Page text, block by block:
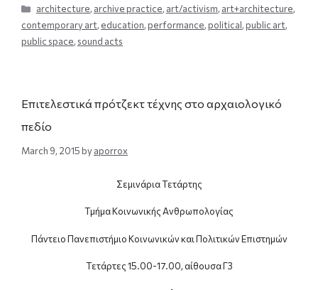
Categories
architecture, archive practice, art/activism, art+architecture,
contemporary art, education,performance,political,public art,
public space, sound acts
Επιτελεστικά πρότζεκτ τέχνης στο αρχαιολογικό
πεδίο
March 9, 2015byaporrox
Σεμινάρια Τετάρτης
Τμήμα Κοινωνικής Ανθρωπολογίας
Πάντειο Πανεπιστήμιο Κοινωνικών και Πολιτικών Επιστημών
Τετάρτες 15.00-17.00, αίθουσα Γ3